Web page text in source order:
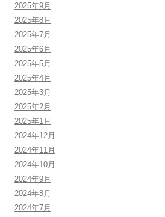
2025年9月
2025年8月
2025年7月
2025年6月
2025年5月
2025年4月
2025年3月
2025年2月
2025年1月
2024年12月
2024年11月
2024年10月
2024年9月
2024年8月
2024年7月